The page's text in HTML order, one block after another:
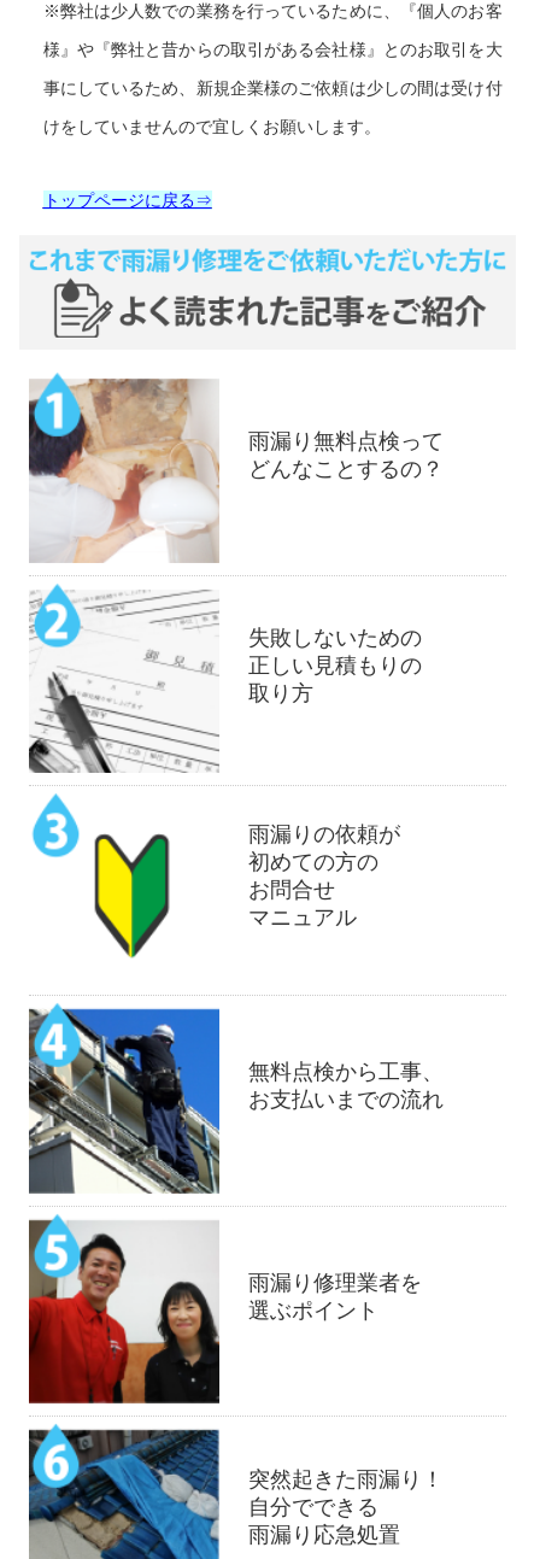
※弊社は少人数での業務を行っているために、『個人のお客
様』や『弊社と昔からの取引がある会社様』とのお取引を大
事にしているため、新規企業様のご依頼は少しの間は受け付
けをしていませんので宜しくお願いします。
トップページに戻る⇒
雨漏り無料点検って
どんなことするの？
失敗しないための
正しい見積もりの
取り方
雨漏りの依頼が
初めての方の
お問合せ
マニュアル
無料点検から工事、
お支払いまでの流れ
雨漏り修理業者を
選ぶポイント
突然起きた雨漏り！
自分でできる
雨漏り応急処置